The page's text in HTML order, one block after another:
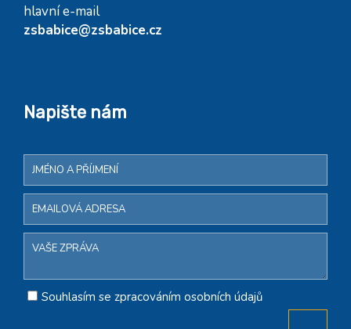
hlavní e-mail
zsbabice@zsbabice.cz
Napište nám
Souhlasím se zpracováním osobních údajů